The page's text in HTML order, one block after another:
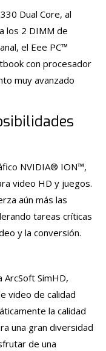
Dual Core, al
los 2 DIMM de
el Eee PC™
con procesador
muy avanzado
NVIDIA® ION™,
video HD y juegos.
aún más las
tareas críticas
y la conversión.
SimHD,
video de calidad
la calidad
una gran diversidad
de una